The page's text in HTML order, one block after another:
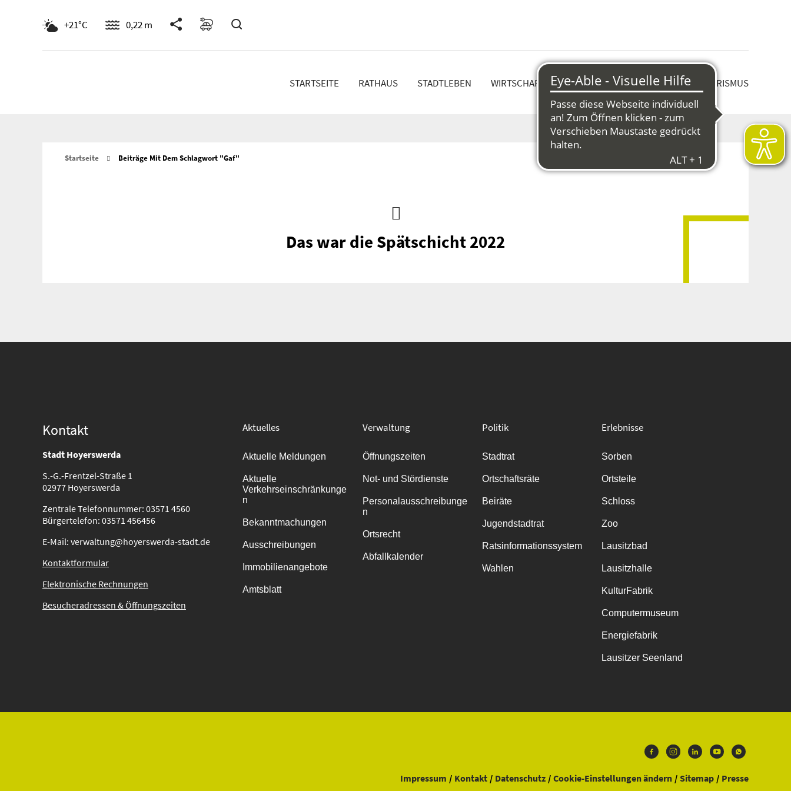
+21°C 0,22 m
STARTSEITE RATHAUS STADTLEBEN WIRTSCHAFT & STRUKTURWANDEL KULTUR & TOURISMUS
Startseite Beiträge Mit Dem Schlagwort "gaf"
Das war die Spätschicht 2022
Kontakt
Stadt Hoyerswerda
S.-G.-Frentzel-Straße 1
02977 Hoyerswerda
Zentrale Telefonnummer: 03571 4560
Bürgertelefon: 03571 456456
E-Mail: verwaltung@hoyerswerda-stadt.de
Kontaktformular
Elektronische Rechnungen
Besucheradressen & Öffnungszeiten
Aktuelles
Aktuelle Meldungen
Aktuelle
Verkehrseinschränkunge
n
Bekanntmachungen
Ausschreibungen
Immobilienangebote
Amtsblatt
Verwaltung
Öffnungszeiten
Not- und Stördienste
Personalausschreibunge
n
Ortsrecht
Abfallkalender
Politik
Stadtrat
Ortschaftsräte
Beiräte
Jugendstadtrat
Ratsinformationssystem
Wahlen
Erlebnisse
Sorben
Ortsteile
Schloss
Zoo
Lausitzbad
Lausitzhalle
KulturFabrik
Computermuseum
Energiefabrik
Lausitzer Seenland
Impressum Kontakt Datenschutz Cookie-Einstellungen ändern Sitemap Presse